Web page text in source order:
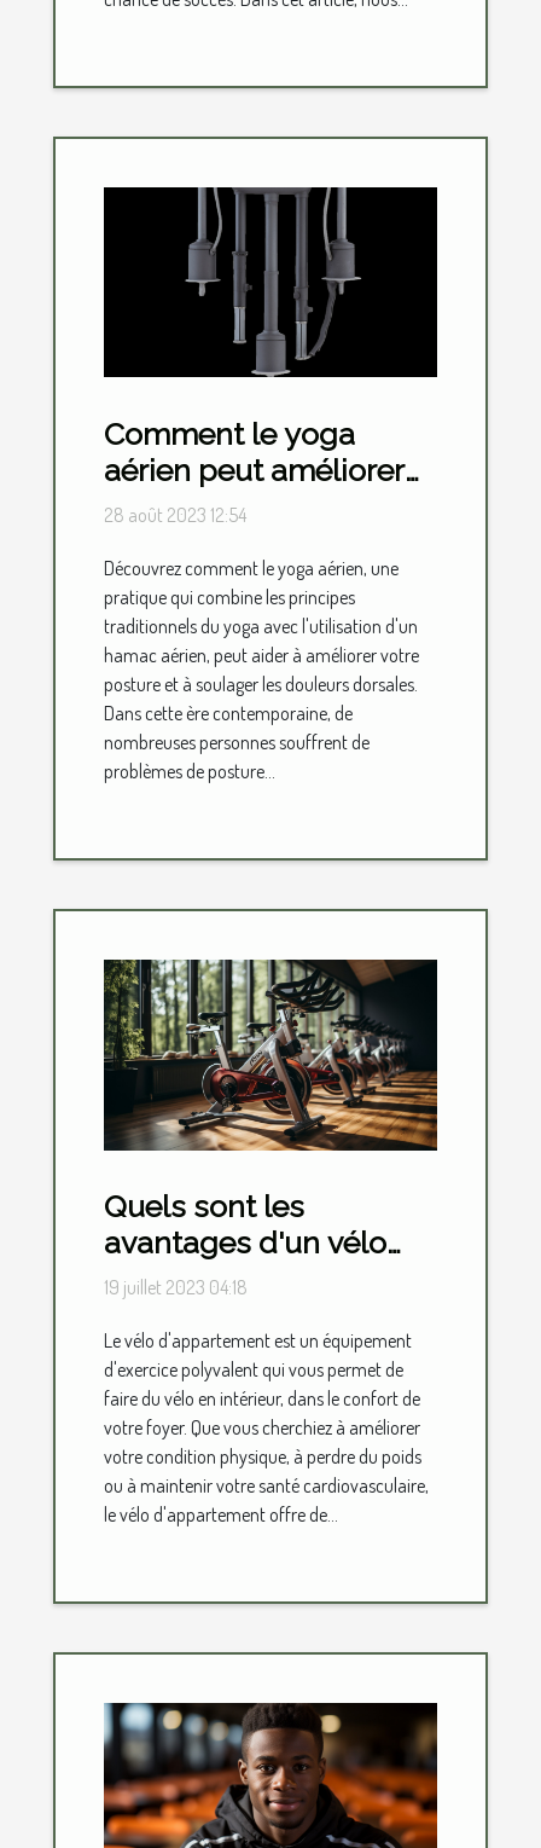
Comment le yoga
aérien peut améliorer
votre posture et
dorsales
28 août 2023 12:54
Découvrez comment le yoga aérien, une
pratique qui combine les principes
traditionnels du yoga avec l'utilisation d'un
hamac aérien, peut aider à améliorer votre
posture et à soulager les douleurs dorsales.
Dans cette ère contemporaine, de
nombreuses personnes souffrent de
problèmes de posture...
Quels sont les
avantages d'un vélo
d'appartement ?
19 juillet 2023 04:18
Le vélo d'appartement est un équipement
d'exercice polyvalent qui vous permet de
faire du vélo en intérieur, dans le confort de
votre foyer. Que vous cherchiez à améliorer
votre condition physique, à perdre du poids
ou à maintenir votre santé cardiovasculaire,
le vélo d'appartement offre de...